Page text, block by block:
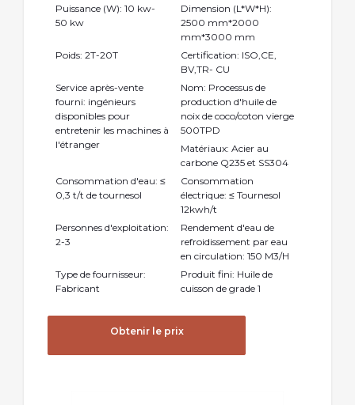
Puissance (W): 10 kw-
50 kw
Dimension (L*W*H):
2500 mm*2000
mm*3000 mm
Poids: 2T-20T
Certification: ISO,CE,
BV,TR- CU
Service après-vente
fourni: ingénieurs
disponibles pour
entretenir les machines à
l'étranger
Nom: Processus de
production d'huile de
noix de coco/coton vierge
500TPD
Matériaux: Acier au
carbone Q235 et SS304
Consommation d'eau: ≤
0,3 t/t de tournesol
Consommation
électrique: ≤ Tournesol
12kwh/t
Personnes d'exploitation:
2-3
Rendement d'eau de
refroidissement par eau
en circulation: 150 M3/H
Type de fournisseur:
Fabricant
Produit fini: Huile de
cuisson de grade 1
Obtenir le prix